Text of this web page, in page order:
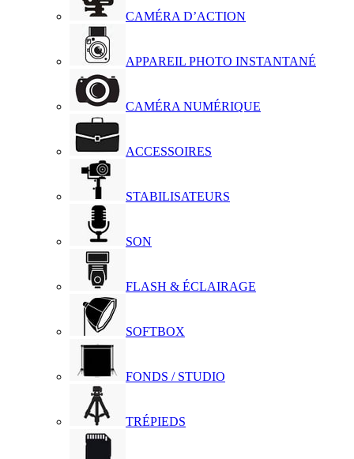
CAMÉRA D’ACTION
APPAREIL PHOTO INSTANTANÉ
CAMÉRA NUMÉRIQUE
ACCESSOIRES
STABILISATEURS
SON
FLASH & ÉCLAIRAGE
SOFTBOX
FONDS / STUDIO
TRÉPIEDS